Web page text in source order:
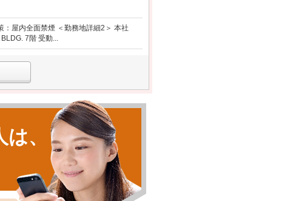
屋内全面禁煙 ＜勤務地詳細2＞ 本社
7階 受動...
、